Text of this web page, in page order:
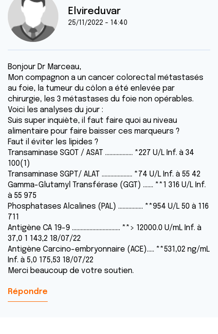
Elvireduvar
25/11/2022 - 14:40
Bonjour Dr Marceau,
Mon compagnon a un cancer colorectal métastasés
au foie, la tumeur du côlon a été enlevée par
chirurgie, les 3 métastases du foie non opérables.
Voici les analyses du jour :
Suis super inquiète, il faut faire quoi au niveau
alimentaire pour faire baisser ces marqueurs ?
Faut il éviter les lipides ?
Transaminase SGOT / ASAT ................... *227 U/L Inf. à 34
100(1)
Transaminase SGPT/ ALAT ..................... *74 U/L Inf. à 55 42
Gamma-Glutamyl Transférase (GGT) ....... **1 316 U/L Inf.
à 55 975
Phosphatases Alcalines (PAL) ................. **954 U/L 50 à 116
711
Antigène CA 19-9 ................................. **> 12000.0 U/mL Inf. à
37,0 1 143,2 18/07/22
Antigène Carcino-embryonnaire (ACE)..... **531,02 ng/mL
Inf. à 5,0 175,53 18/07/22
Merci beaucoup de votre soutien.
Répondre